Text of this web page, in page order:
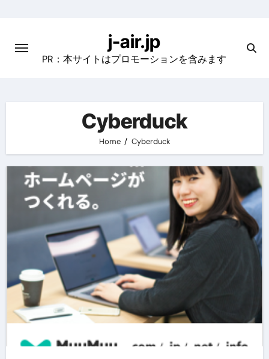
content
j-air.jp
PR：本サイトはプロモーションを含みます
Cyberduck
Home Cyberduck